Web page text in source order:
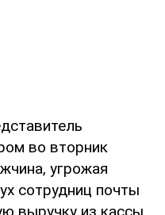
во вторник
угрожая
сотрудниц почты
выручку из кассы,